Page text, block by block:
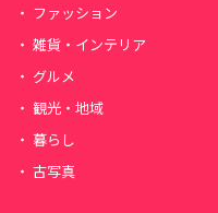
ファッション
雑貨・インテリア
グルメ
観光・地域
暮らし
古写真